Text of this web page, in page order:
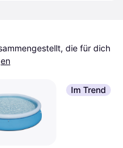
die für dich
Im Trend